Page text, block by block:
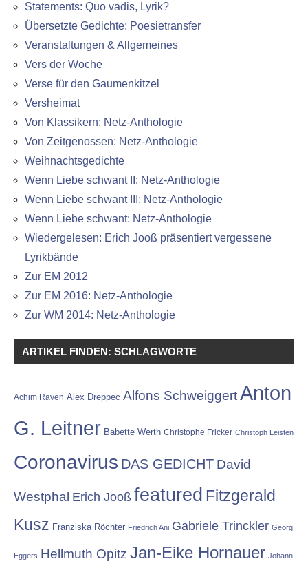
Statements: Quo vadis, Lyrik?
Übersetzte Gedichte: Poesietransfer
Veranstaltungen & Allgemeines
Vers der Woche
Verse für den Gaumenkitzel
Versheimat
Von Klassikern: Netz-Anthologie
Von Zeitgenossen: Netz-Anthologie
Weihnachtsgedichte
Wenn Liebe schwant II: Netz-Anthologie
Wenn Liebe schwant III: Netz-Anthologie
Wenn Liebe schwant: Netz-Anthologie
Wiedergelesen: Erich Jooß präsentiert vergessene
Lyrikbände
Zur EM 2012
Zur EM 2016: Netz-Anthologie
Zur WM 2014: Netz-Anthologie
ARTIKEL FINDEN: SCHLAGWORTE
Achim Raven Alex Dreppec Alfons SchweiggertAnton
G. Leitner Babette Werth Christophe Fricker Christoph Leisten
Coronavirus DAS GEDICHT David
Westphal Erich Jooß featured Fitzgerald
Kusz Franziska Röchter Friedrich Ani Gabriele Trinckler Georg
Eggers Hellmuth Opitz Jan-Eike Hornauer Johann